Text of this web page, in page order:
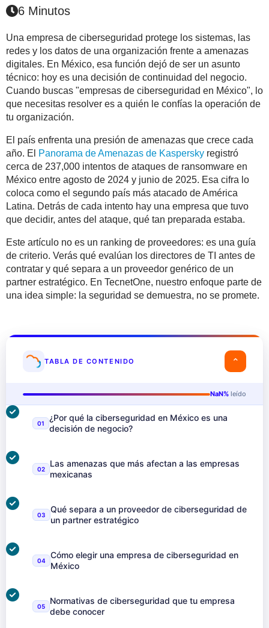
6 Minutos
Una empresa de ciberseguridad protege los sistemas, las
redes y los datos de una organización frente a amenazas
digitales. En México, esa función dejó de ser un asunto
técnico: hoy es una decisión de continuidad del negocio.
Cuando buscas "empresas de ciberseguridad en México", lo
que necesitas resolver es a quién le confías la operación de
tu organización.
El país enfrenta una presión de amenazas que crece cada
año. El
Panorama de Amenazas de Kaspersky registró
cerca de 237,000 intentos de ataques de ransomware en
México entre agosto de 2024 y junio de 2025. Esa cifra lo
coloca como el segundo país más atacado de América
Latina. Detrás de cada intento hay una empresa que tuvo
que decidir, antes del ataque, qué tan preparada estaba.
Este artículo no es un ranking de proveedores: es una guía
de criterio. Verás qué evalúan los directores de TI antes de
contratar y qué separa a un proveedor genérico de un
partner estratégico. En TecnetOne, nuestro enfoque parte de
una idea simple: la seguridad se demuestra, no se promete.
TABLA DE CONTENIDO ⌄
NaN% leído
01
¿Por qué la ciberseguridad en México es una
decisión de negocio?
02
Las amenazas que más afectan a las empresas
mexicanas
03
Qué separa a un proveedor de ciberseguridad de
un partner estratégico
04
Cómo elegir una empresa de ciberseguridad en
México
05
Normativas de ciberseguridad que tu empresa
debe conocer